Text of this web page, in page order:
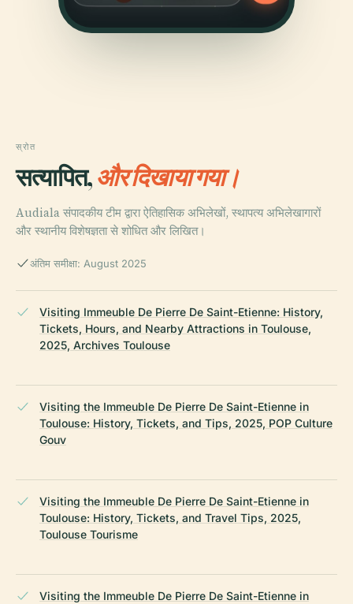
स्रोत
सत्यापित,और दिखाया गया।
Audiala संपादकीय टीम द्वारा ऐतिहासिक अभिलेखों, स्थापत्य अभिलेखागारों
और स्थानीय विशेषज्ञता से शोधित और लिखित।
अंतिम समीक्षा: August 2025
Visiting Immeuble De Pierre De Saint-Etienne: History,
Tickets, Hours, and Nearby Attractions in Toulouse,
2025, Archives Toulouse
Visiting the Immeuble De Pierre De Saint-Etienne in
Toulouse: History, Tickets, and Tips, 2025, POP Culture
Gouv
Visiting the Immeuble De Pierre De Saint-Etienne in
Toulouse: History, Tickets, and Travel Tips, 2025,
Toulouse Tourisme
Visiting the Immeuble De Pierre De Saint-Etienne in